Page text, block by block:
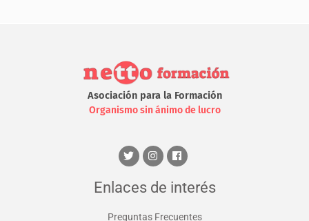
Asociación para la Formación
Organismo sin ánimo de lucro
Enlaces de interés
Preguntas Frecuentes